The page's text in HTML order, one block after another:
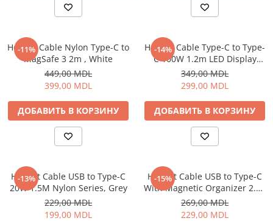
Портативные пылесосы
Роботы пылесосы
Уход за одеждой
Отпариватель для одежды
-11%
Helmet Cable Nylon Type-C to
MagSafe 3 2m , White
449,00 MDL
399,00 MDL
ДОБАВИТЬ В КОРЗИНУ
-14%
Helmet Cable Type-C to Type-
C 100W 1.2m LED Display
Series, Black
349,00 MDL
299,00 MDL
ДОБАВИТЬ В КОРЗИНУ
-13%
Helmet Cable USB to Type-C
20W 1.5M Nylon Series, Grey
229,00 MDL
199,00 MDL
-15%
Helmet Cable USB to Type-C
With Magnetic Organizer 2.1A
1m, White
269,00 MDL
229,00 MDL